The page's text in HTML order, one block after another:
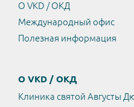
О VKD / ОКД
Международный офис
Полезная информация
О VKD / ОКД
Клиника святой Августы